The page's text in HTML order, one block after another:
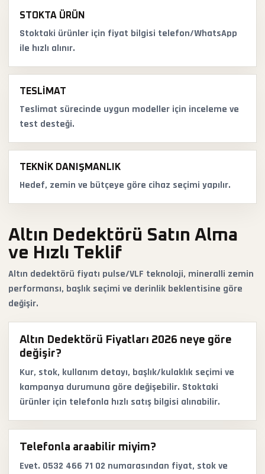
STOKTA ÜRÜN
Stoktaki ürünler için fiyat bilgisi telefon/WhatsApp
ile hızlı alınır.
TESLIMAT
Teslimat sürecinde uygun modeller için inceleme ve
test desteği.
TEKNIK DANIŞMANLIK
Hedef, zemin ve bütçeye göre cihaz seçimi yapılır.
Altın Dedektörü Satın Alma
ve Hızlı Teklif
Altın dedektörü fiyatı pulse/VLF teknoloji, mineralli zemin
performansı, başlık seçimi ve derinlik beklentisine göre
değişir.
Altın Dedektörü Fiyatları 2026 neye göre
değişir?
Kur, stok, kullanım detayı, başlık/kulaklık seçimi ve
kampanya durumuna göre değişebilir. Stoktaki
ürünler için telefonla hızlı satış bilgisi alınabilir.
Telefonla araabilir miyim?
Evet. 0532 466 71 02 numarasından fiyat, stok ve